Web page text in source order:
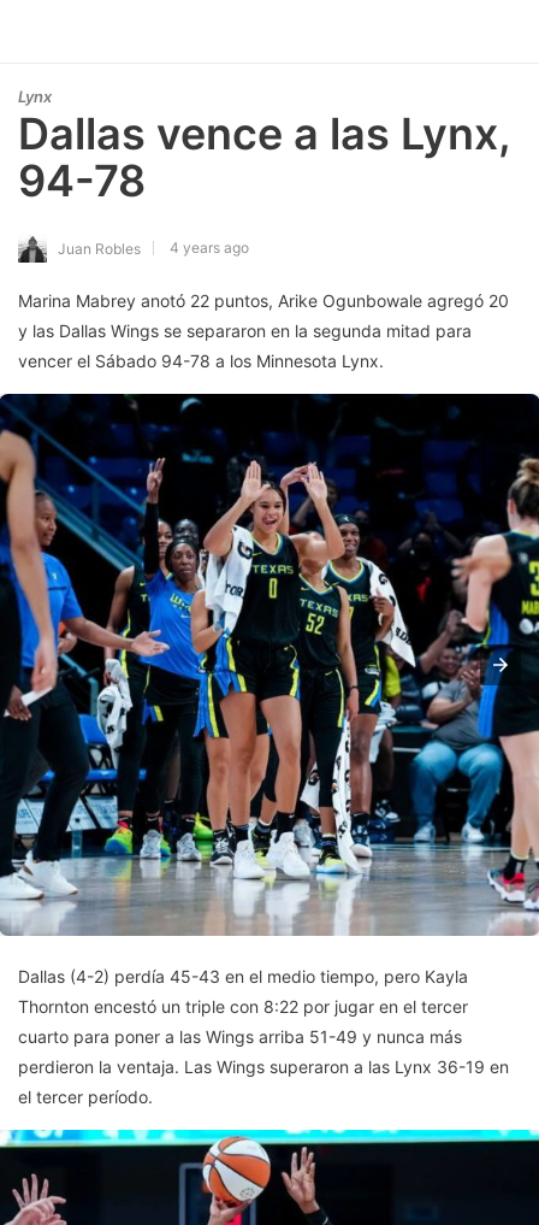
Lynx
Dallas vence a las Lynx,
94-78
Juan Robles 4 years ago
Marina Mabrey anotó 22 puntos, Arike Ogunbowale agregó 20
y las Dallas Wings se separaron en la segunda mitad para
vencer el Sábado 94-78 a los Minnesota Lynx.
Dallas (4-2) perdía 45-43 en el medio tiempo, pero Kayla
Thornton encestó un triple con 8:22 por jugar en el tercer
cuarto para poner a las Wings arriba 51-49 y nunca más
perdieron la ventaja. Las Wings superaron a las Lynx 36-19 en
el tercer período.